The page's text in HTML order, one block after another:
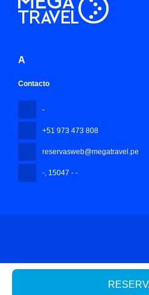
A
Contacto
-
+51 973 473 808
reservasweb@megatravel.pe
- , 15047 - -